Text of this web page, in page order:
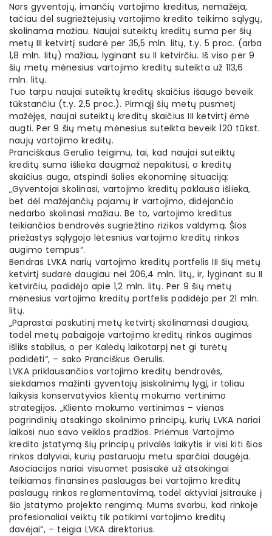
Nors gyventojų, imančių vartojimo kreditus, nemažėja,
tačiau dėl sugriežtėjusių vartojimo kredito teikimo sąlygų,
skolinama mažiau. Naujai suteiktų kreditų suma per šių
metų III ketvirtį sudarė per 35,5 mln. litų, t.y. 5 proc. (arba
1,8 mln. litų) mažiau, lyginant su II ketvirčiu. Iš viso per 9
šių metų mėnesius vartojimo kreditų suteikta už 113,6
mln. litų.
Tuo tarpu naujai suteiktų kreditų skaičius išaugo beveik
tūkstančiu (t.y. 2,5 proc.). Pirmąjį šių metų pusmetį
mažėjęs, naujai suteiktų kreditų skaičius III ketvirtį ėmė
augti. Per 9 šių metų mėnesius suteikta beveik 120 tūkst.
naujų vartojimo kreditų.
Pranciškaus Gerulio teigimu, tai, kad naujai suteiktų
kreditų suma išlieka daugmaž nepakitusi, o kreditų
skaičius auga, atspindi šalies ekonominę situaciją:
„Gyventojai skolinasi, vartojimo kreditų paklausa išlieka,
bet dėl mažėjančių pajamų ir vartojimo, didėjančio
nedarbo skolinasi mažiau. Be to, vartojimo kreditus
teikiančios bendrovės sugriežtino rizikos valdymą. Šios
priežastys sąlygojo lėtesnius vartojimo kreditų rinkos
augimo tempus“.
Bendras LVKA narių vartojimo kreditų portfelis III šių metų
ketvirtį sudarė daugiau nei 206,4 mln. litų, ir, lyginant su II
ketvirčiu, padidėjo apie 1,2 mln. litų. Per 9 šių metų
mėnesius vartojimo kreditų portfelis padidėjo per 21 mln.
litų.
„Paprastai paskutinį metų ketvirtį skolinamasi daugiau,
todėl metų pabaigoje vartojimo kreditų rinkos augimas
išliks stabilus, o per Kalėdų laikotarpį net gi turėtų
padidėti“, – sako Pranciškus Gerulis.
LVKA priklausančios vartojimo kreditų bendrovės,
siekdamos mažinti gyventojų įsiskolinimų lygį, ir toliau
laikysis konservatyvios klientų mokumo vertinimo
strategijos. „Kliento mokumo vertinimas – vienas
pagrindinių atsakingo skolinimo principų, kurių LVKA nariai
laikosi nuo savo veiklos pradžios. Priėmus Vartojimo
kredito įstatymą šių principų privalės laikytis ir visi kiti šios
rinkos dalyviai, kurių pastaruoju metu sparčiai daugėja.
Asociacijos nariai visuomet pasisakė už atsakingai
teikiamas finansines paslaugas bei vartojimo kreditų
paslaugų rinkos reglamentavimą, todėl aktyviai įsitraukė į
šio įstatymo projekto rengimą. Mums svarbu, kad rinkoje
profesionaliai veiktų tik patikimi vartojimo kreditų
davėjai“, – teigia LVKA direktorius.